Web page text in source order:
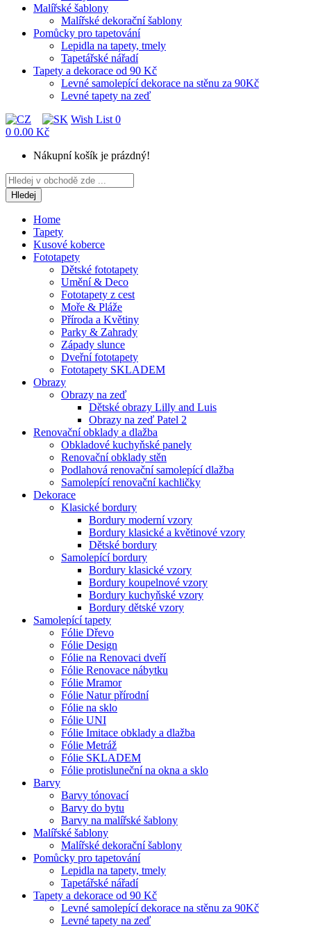
Malířské šablony
Malířské dekorační šablony
Pomůcky pro tapetování
Lepidla na tapety, tmely
Tapetářské nářadí
Tapety a dekorace od 90 Kč
Levné samolepící dekorace na stěnu za 90Kč
Levné tapety na zeď
Wish List 0
0 0.00 Kč
Nákupní košík je prázdný!
Hledej
Home
Tapety
Kusové koberce
Fototapety
Dětské fototapety
Umění & Deco
Fototapety z cest
Moře & Pláže
Příroda a Květiny
Parky & Zahrady
Západy slunce
Dveřní fototapety
Fototapety SKLADEM
Obrazy
Obrazy na zeď
Dětské obrazy Lilly and Luis
Obrazy na zeď Patel 2
Renovační obklady a dlažba
Obkladové kuchyňské panely
Renovační obklady stěn
Podlahová renovační samolepící dlažba
Samolepící renovační kachličky
Dekorace
Klasické bordury
Bordury moderní vzory
Bordury klasické a květinové vzory
Dětské bordury
Samolepící bordury
Bordury klasické vzory
Bordury koupelnové vzory
Bordury kuchyňské vzory
Bordury dětské vzory
Samolepící tapety
Fólie Dřevo
Fólie Design
Fólie na Renovaci dveří
Fólie Renovace nábytku
Fólie Mramor
Fólie Natur přírodní
Fólie na sklo
Fólie UNI
Fólie Imitace obklady a dlažba
Fólie Metráž
Fólie SKLADEM
Fólie protisluneční na okna a sklo
Barvy
Barvy tónovací
Barvy do bytu
Barvy na malířské šablony
Malířské šablony
Malířské dekorační šablony
Pomůcky pro tapetování
Lepidla na tapety, tmely
Tapetářské nářadí
Tapety a dekorace od 90 Kč
Levné samolepící dekorace na stěnu za 90Kč
Levné tapety na zeď